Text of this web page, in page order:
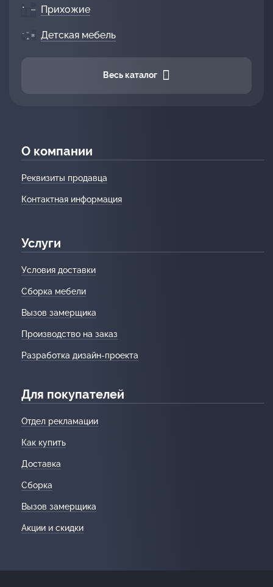
Прихожие
Детская мебель
Весь каталог
О компании
Реквизиты продавца
Контактная информация
Услуги
Условия доставки
Сборка мебели
Вызов замерщика
Производство на заказ
Разработка дизайн-проекта
Для покупателей
Отдел рекламации
Как купить
Доставка
Сборка
Вызов замерщика
Акции и скидки